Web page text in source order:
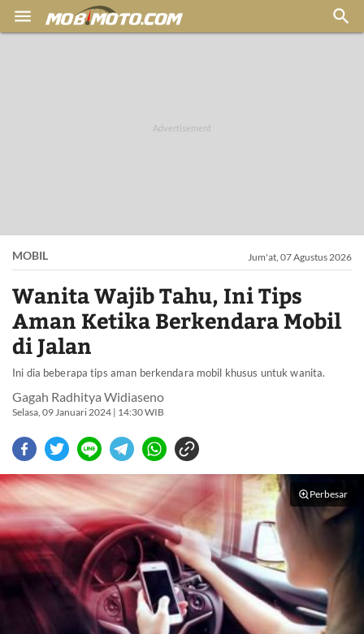
 
MOBIL Jum'at, 07 Agustus 2026
Wanita Wajib Tahu, Ini Tips
Aman Ketika Berkendara Mobil
di Jalan
Ini dia beberapa tips aman berkendara mobil khusus untuk wanita.
Gagah Radhitya Widiaseno
Selasa, 09 Januari 2024 | 14:30 WIB
Perbesar